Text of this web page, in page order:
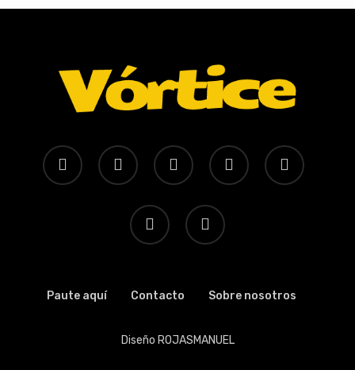
x-
twitter
facebook youtube instagram whatsapp
tiktok threads
Paute aquí Contacto Sobre nosotros
Diseño ROJASMANUEL